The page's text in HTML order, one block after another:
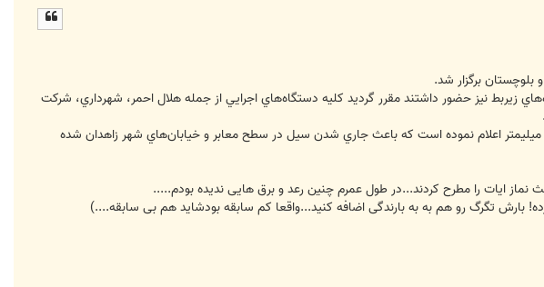
بلوچستان برگزار شد.
زيربط نيز حضور داشتند مقرر گرديد كليه دستگاه‌هاي اجرايي از جمله هلال احمر، شهرداري، شركت
اين گزارش حاكيست سازمان هواشناسي استان ميزان بارندگي را در مدت كمتر از 30 دقيقه 4/14 ميليمتر اعلام نموده است كه باعث جاري شدن سيل در سطح معابر و خيابان‌هاي شهر زاهدان شده
ایات را مطرح کردند...در طول عمرم چنین رعد و برق هایی ندیده بودم.....